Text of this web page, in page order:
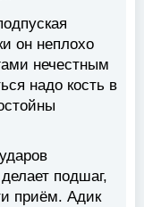
он неплохо
нечестным
надо кость в
подшаг,
приём. Адик